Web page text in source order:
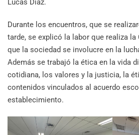
Durante los encuentros, que se
tarde, se explicó la labor que realiza la
que la sociedad se involucre en la
Además se trabajó la ética en la vida
cotidiana, los valores y la justicia, la
contenidos vinculados al acuerdo
establecimiento.